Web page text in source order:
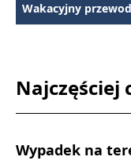
Wakacyjny
Najczęściej
Wypadek na